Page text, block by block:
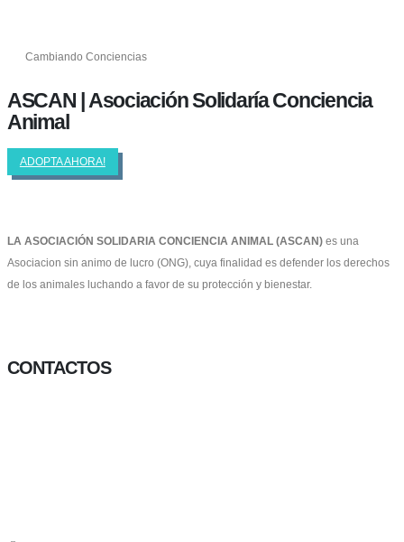
Cambiando Conciencias
ASCAN | Asociación Solidaría Conciencia
Animal
ADOPTA AHORA!
LA ASOCIACIÓN SOLIDARIA CONCIENCIA ANIMAL (ASCAN) es una
Asociacion sin animo de lucro (ONG), cuya finalidad es defender los derechos
de los animales luchando a favor de su protección y bienestar.
CONTACTOS